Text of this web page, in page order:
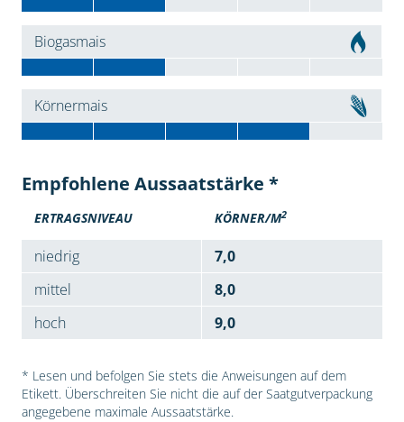
Biogasmais
Körnermais
Empfohlene Aussaatstärke *
ERTRAGSNIVEAU KÖRNER/M2
niedrig
7,0
mittel
8,0
hoch
9,0
* Lesen und befolgen Sie stets die Anweisungen auf dem
Etikett. Überschreiten Sie nicht die auf der Saatgutverpackung
angegebene maximale Aussaatstärke.